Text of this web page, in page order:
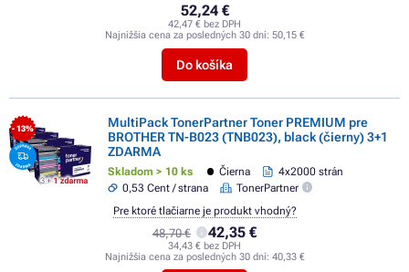
52,24 €
42,47 € bez DPH
Najnižšia cena za posledných 30 dní: 50,15 €
Do košíka
- 13%
MultiPack TonerPartner Toner PREMIUM pre
BROTHER TN-B023 (TNB023), black (čierny) 3+1
ZDARMA
Skladom > 10 ks Čierna
4x2000 strán
0,53 Cent / strana
TonerPartner
48,70 € 42,35 €
34,43 € bez DPH
Najnižšia cena za posledných 30 dní: 40,33 €
Pre ktoré tlačiarne je produkt vhodný?